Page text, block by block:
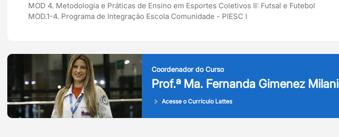
MOD 4. Metodologia e Práticas de Ensino em Esportes Coletivos II: Futsal e Futebol
MOD.1-4. Programa de Integração Escola Comunidade - PIESC I
Coordenador do Curso
Prof.ª Ma. Fernanda Gimenez Milani
Acesse o Currículo Lattes